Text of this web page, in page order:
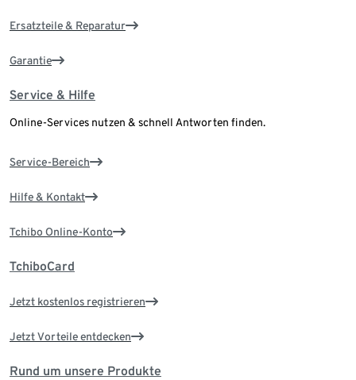
Ersatzteile & Reparatur
Garantie
Service & Hilfe
Online-Services nutzen & schnell Antworten finden.
Service-Bereich
Hilfe & Kontakt
Tchibo Online-Konto
TchiboCard
Jetzt kostenlos registrieren
Jetzt Vorteile entdecken
Rund um unsere Produkte